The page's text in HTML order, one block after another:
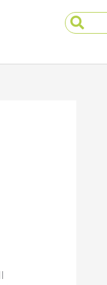
Search
...